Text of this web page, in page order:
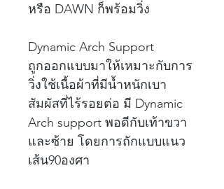
หรือ DAWN ก็พร้อมวิ่ง
Dynamic Arch Support
ถูกออกแบบมาให้เหมาะกับการ
วิ่งใช้เนื้อผ้าที่มีน้ำหนักเบา
สัมผัสที่ไร้รอยต่อ มี Dynamic
Arch support พอดีกับเท้าขวา
และซ้าย โดยการถักแบบแนว
เส้น90องศา